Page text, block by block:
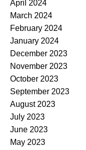
April 2024
March 2024
February 2024
January 2024
December 2023
November 2023
October 2023
September 2023
August 2023
July 2023
June 2023
May 2023